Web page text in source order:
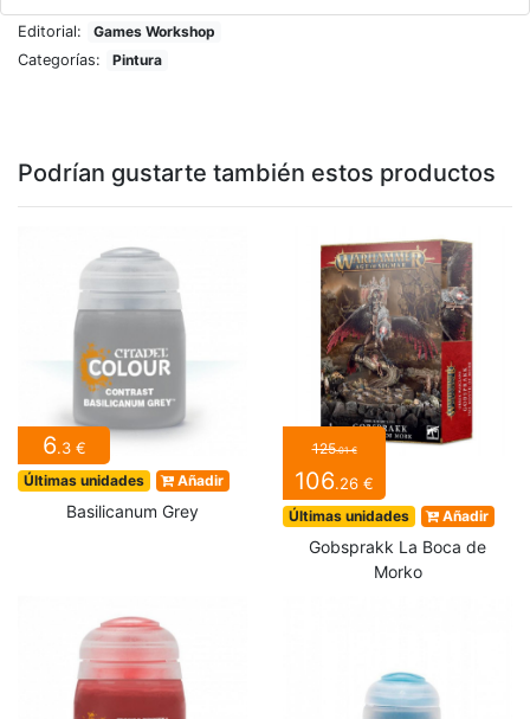
Editorial:
Games Workshop
Categorías:
Pintura
Podrían gustarte también estos productos
6.3 €
Últimas unidades Añadir
Basilicanum Grey
125.01 €
106.26 €
Últimas unidades Añadir
Gobsprakk La Boca de
Morko